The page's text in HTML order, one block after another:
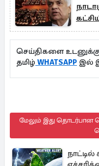
செய்திகளை
தமிழ் WHATSAPP இல்
மேலும் இது தொடர்பான
நாட்டில்